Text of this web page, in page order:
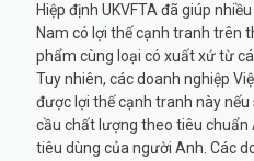
Hiệp định UKVFTA đã giúp
Nam có lợi thế cạnh tranh trên
phẩm cùng loại có xuất xứ từ
Tuy nhiên, các doanh nghiệp
được lợi thế cạnh tranh này
cầu chất lượng theo tiêu chuẩn
tiêu dùng của người Anh. Các